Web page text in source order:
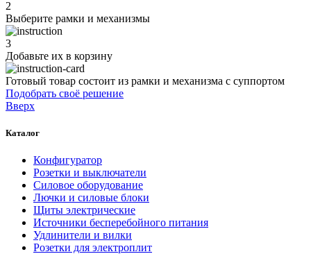
2
Выберите рамки и механизмы
3
Добавьте их в корзину
Готовый товар состоит из рамки и механизма с суппортом
Подобрать своё решение
Вверх
Каталог
Конфигуратор
Розетки и выключатели
Силовое оборудование
Лючки и силовые блоки
Щиты электрические
Источники бесперебойного питания
Удлинители и вилки
Розетки для электроплит